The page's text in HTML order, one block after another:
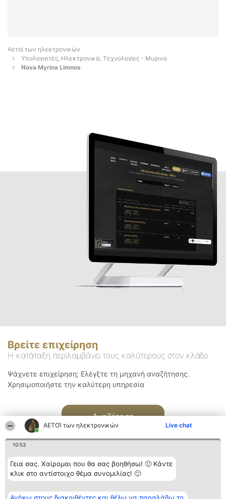
ΑΕΤΟΊ των ηλεκτρονικών Live chat
10:53
Γεια σας. Χαίρομαι που θα σας βοηθήσω! 🙂 Κάντε
κλικ στο αντίστοιχο θέμα συνομιλίας! 🙂
Αετοί των ηλεκτρονικών
Υπολογιστές, Ηλεκτρονικά, Τεχνολογίες - Μυρινα
Nova Myrina Limnos
Βρείτε επιχείρηση
Η κατάταξη περιλαμβάνει τους καλύτερους στον κλάδο
Ψάχνετε επιχείρηση; Ελέγξτε τη μηχανή αναζήτησης.
Χρησιμοποιήστε την καλύτερη υπηρεσία
Αναζήτηση
Διοργανωτής της
κατάταξης
Κατάταξη
Διακριθέντες
Επικοινωνία
Επικοινωνία